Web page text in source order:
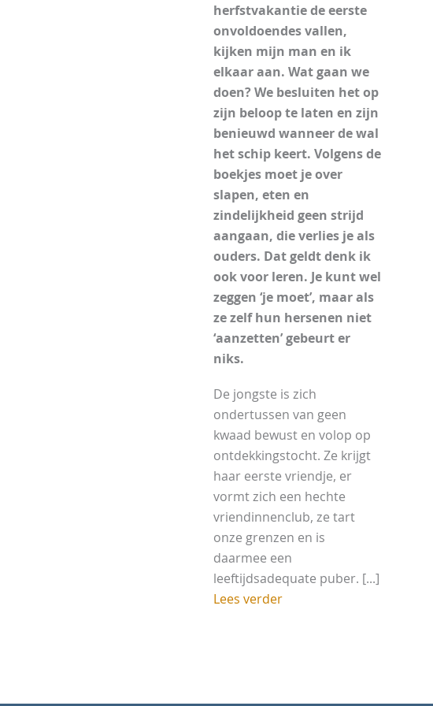
herfstvakantie de eerste
onvoldoendes vallen,
kijken mijn man en ik
elkaar aan. Wat gaan we
doen? We besluiten het op
zijn beloop te laten en zijn
benieuwd wanneer de wal
het schip keert. Volgens de
boekjes moet je over
slapen, eten en
zindelijkheid geen strijd
aangaan, die verlies je als
ouders. Dat geldt denk ik
ook voor leren. Je kunt wel
zeggen ‘je moet’, maar als
ze zelf hun hersenen niet
‘aanzetten’ gebeurt er
niks.
De jongste is zich
ondertussen van geen
kwaad bewust en volop op
ontdekkingstocht. Ze krijgt
haar eerste vriendje, er
vormt zich een hechte
vriendinnenclub, ze tart
onze grenzen en is
daarmee een
leeftijdsadequate puber. [...]
Lees verder